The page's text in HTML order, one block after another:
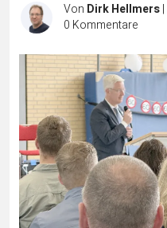
Von Dirk Hellmers|
0 Kommentare